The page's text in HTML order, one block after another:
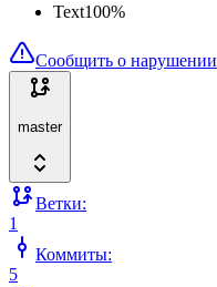
Text100%
Сообщить о нарушении
master
Ветки:
1
Коммиты:
5